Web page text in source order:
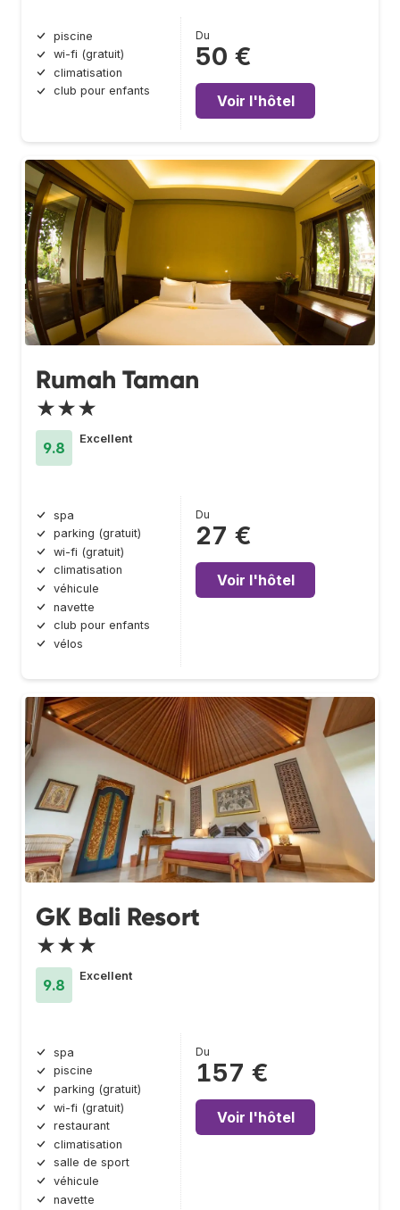
piscine
wi-fi (gratuit)
climatisation
club pour enfants
Du
50 €
Voir l'hôtel
Rumah Taman
★★★
9.8
Excellent
spa
parking (gratuit)
wi-fi (gratuit)
climatisation
véhicule
navette
club pour enfants
vélos
Du
27 €
Voir l'hôtel
GK Bali Resort
★★★
9.8
Excellent
spa
piscine
parking (gratuit)
wi-fi (gratuit)
restaurant
climatisation
salle de sport
véhicule
navette
Du
157 €
Voir l'hôtel